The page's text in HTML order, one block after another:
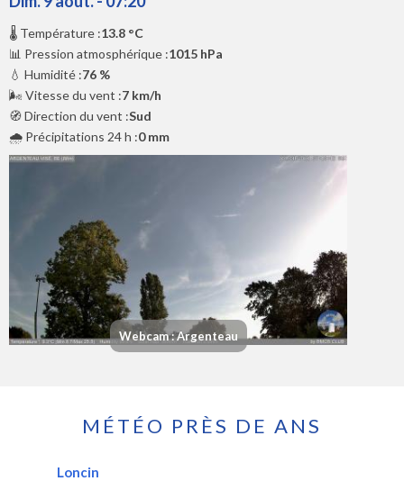
🌡️ Température :13.8 °C
📊 Pression atmosphérique :1015 hPa
💧 Humidité :76 %
🌬️ Vitesse du vent :7 km/h
🧭 Direction du vent :Sud
🌧️ Précipitations 24 h :0 mm
Webcam : Argenteau
MÉTÉO PRÈS DE ANS
Loncin